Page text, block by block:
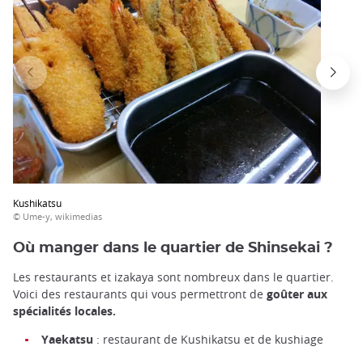
Kushikatsu
© Ume-y, wikimedias
Où manger dans le quartier de Shinsekai ?
Les restaurants et izakaya sont nombreux dans le quartier.
Voici des restaurants qui vous permettront de goûter aux
spécialités locales.
Yaekatsu : restaurant de Kushikatsu et de kushiage